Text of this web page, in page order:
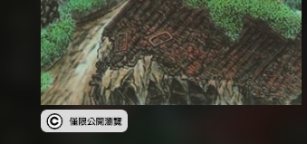
受著作權法保護-僅限於本平台有限度公開瀏覽